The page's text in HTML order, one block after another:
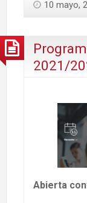
10 mayo,
2021/
Abierta